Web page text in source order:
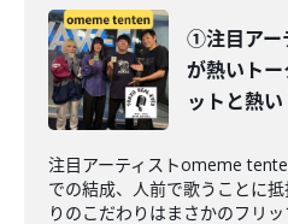
①注目アー
が熱いト
ットと熱い
注目アーティストomeme
での結成、人前で歌うことに
りのこだわりはまさかのフリ